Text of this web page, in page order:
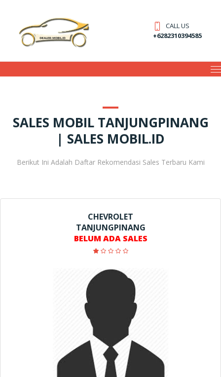
CALL US
+6282310394585
SALES MOBIL TANJUNGPINANG
| SALES MOBIL.ID
Berikut Ini Adalah Daftar Rekomendasi Sales Terbaru Kami
CHEVROLET
TANJUNGPINANG
BELUM ADA SALES